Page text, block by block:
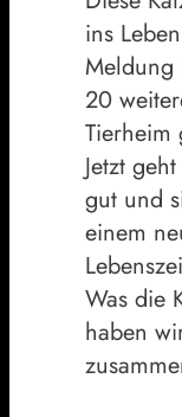
ins
Meldung
20
Tierheim
Jetzt
gut und
einem
Was die
haben